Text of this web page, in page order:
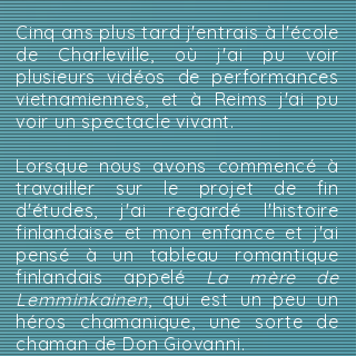
Cinq ans plus tard j'entrais à l'école
de Charleville, où j'ai pu voir
plusieurs vidéos de performances
vietnamiennes, et à Reims j'ai pu
voir un spectacle vivant.
Lorsque nous avons commencé à
travailler sur le projet de fin
d'études, j'ai regardé l'histoire
finlandaise et mon enfance et j'ai
pensé à un tableau romantique
finlandais appeléLa mère de
Lemminkainen, qui est un peu un
héros chamanique, une sorte de
chaman de Don Giovanni.